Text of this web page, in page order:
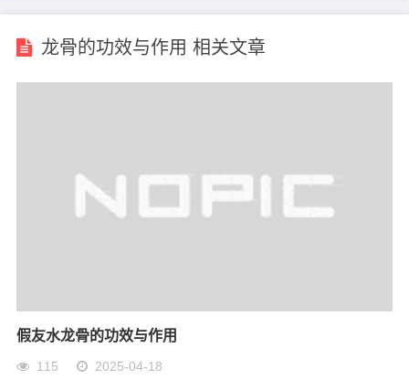
龙骨的功效与作用 相关文章
假友水龙骨的功效与作用
115 2025-04-18